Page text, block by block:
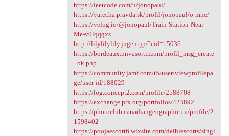
https://leetcode.com/u/jonopaul/
https://varecha.pravda.sk/profil/jonopaul/o-mne/
https://velog.io/@jonopaul/Train-Station-Near-
Me-v0lqqqxs
http://lilylilylily.jugem.jp/?eid=15036
https://bordeaux.onvasortir.com/profil_msg_create
_ok.php
https://community.jamf.com/t5/user/viewprofilepa
ge/user-id/188029
https://log.concept2.com/profile/2588708
https://exchange.prx.org/portfolios/423892
https://photoclub.canadiangeographic.ca/profile/2
1598402
https://poojaescort6.wixsite.com/delhiescorts/singl